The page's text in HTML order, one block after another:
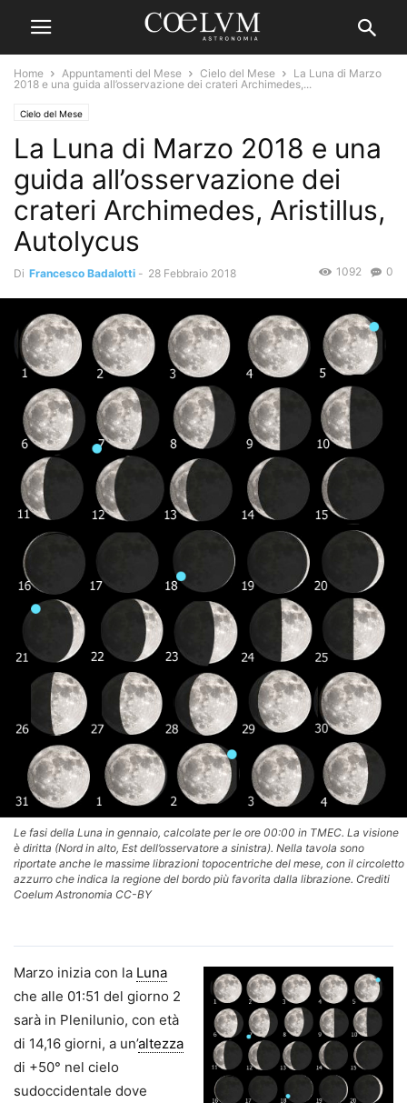
Home Appuntamenti del Mese Cielo del Mese
La Luna di Marzo
2018 e una guida all’osservazione dei crateri Archimedes,...
Cielo del Mese
La Luna di Marzo 2018 e una
guida all’osservazione dei
crateri Archimedes, Aristillus,
Autolycus
Di Francesco Badalotti - 28 Febbraio 2018 0
1092
Le fasi della Luna in gennaio, calcolate per le ore 00:00 in TMEC. La visione
è diritta (Nord in alto, Est dell’osservatore a sinistra). Nella tavola sono
riportate anche le massime librazioni topocentriche del mese, con il circoletto
azzurro che indica la regione del bordo più favorita dalla librazione. Crediti
Coelum Astronomia CC-BY
Marzo inizia con la Luna
che alle 01:51 del giorno 2
sarà in Plenilunio, con età
di 14,16 giorni, a un’altezza
di +50° nel cielo
sudoccidentale dove